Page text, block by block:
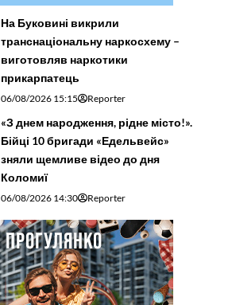
На Буковині викрили
транснаціональну наркосхему –
виготовляв наркотики
прикарпатець
06/08/2026 15:15 Reporter
«З днем народження, рідне місто!».
Бійці 10 бригади «Едельвейс»
зняли щемливе відео до дня
Коломиї
06/08/2026 14:30 Reporter